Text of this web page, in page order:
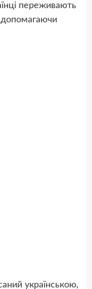
переживають
допомагаючи
українською,